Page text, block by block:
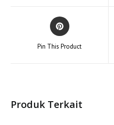
Opens
in
new
Pin This Product
Produk Terkait